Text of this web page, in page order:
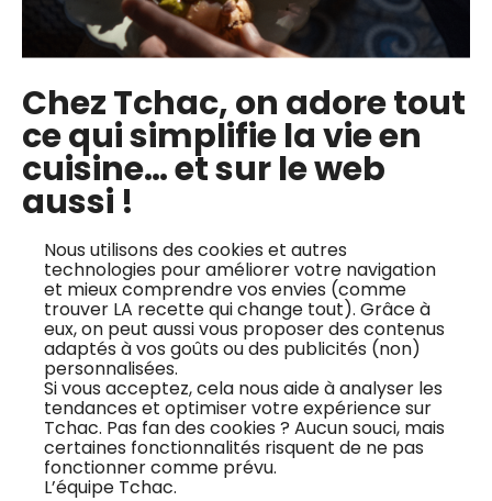
Chez Tchac, on adore tout
ce qui simplifie la vie en
cuisine… et sur le web
aussi !
Nous utilisons des cookies et autres
technologies pour améliorer votre navigation
et mieux comprendre vos envies (comme
trouver LA recette qui change tout). Grâce à
eux, on peut aussi vous proposer des contenus
adaptés à vos goûts ou des publicités (non)
personnalisées.
Si vous acceptez, cela nous aide à analyser les
tendances et optimiser votre expérience sur
Tchac. Pas fan des cookies ? Aucun souci, mais
certaines fonctionnalités risquent de ne pas
fonctionner comme prévu.
L’équipe Tchac.
Engagement 12 mois
1 prélèvement annuel de120€48€
J'essaye gratuitement
Formule exploration
9,99€par mois
Accès illimité à +500 cours vidéos